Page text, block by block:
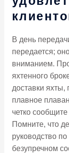
В день
передается;
вниманием.
яхтенного
доставки
плавное
четко
Помните, что
руководство
безупречном